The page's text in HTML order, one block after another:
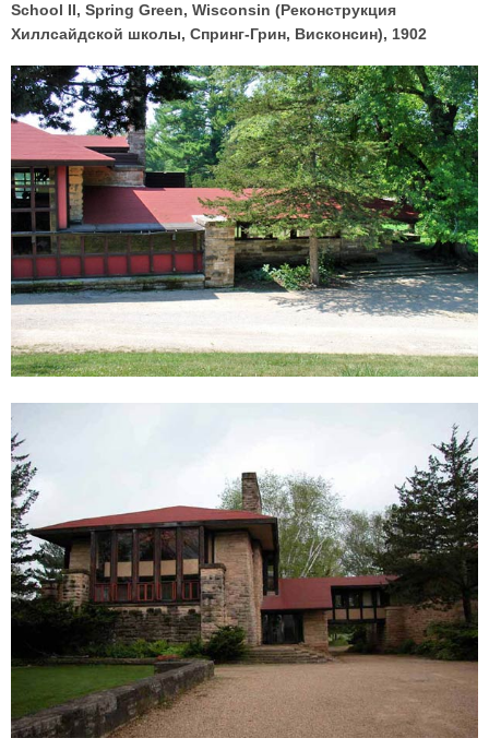
School II, Spring Green, Wisconsin (Реконструкция
Хиллсайдской школы, Спринг-Грин, Висконсин), 1902